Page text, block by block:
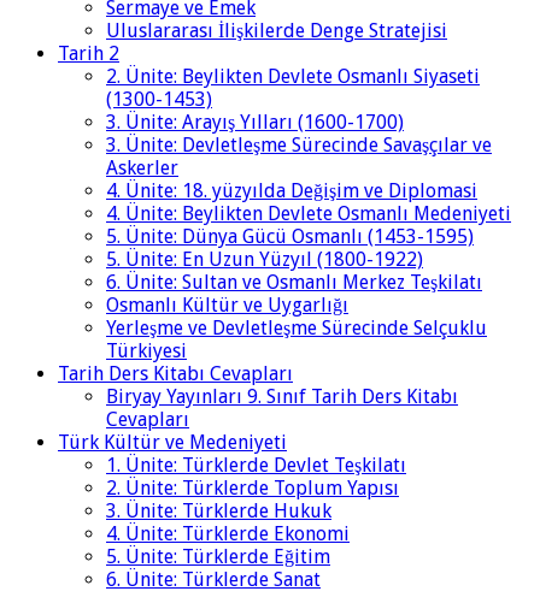
Sermaye ve Emek
Uluslararası İlişkilerde Denge Stratejisi
Tarih 2
2. Ünite: Beylikten Devlete Osmanlı Siyaseti
(1300-1453)
3. Ünite: Arayış Yılları (1600-1700)
3. Ünite: Devletleşme Sürecinde Savaşçılar ve
Askerler
4. Ünite: 18. yüzyılda Değişim ve Diplomasi
4. Ünite: Beylikten Devlete Osmanlı Medeniyeti
5. Ünite: Dünya Gücü Osmanlı (1453-1595)
5. Ünite: En Uzun Yüzyıl (1800-1922)
6. Ünite: Sultan ve Osmanlı Merkez Teşkilatı
Osmanlı Kültür ve Uygarlığı
Yerleşme ve Devletleşme Sürecinde Selçuklu
Türkiyesi
Tarih Ders Kitabı Cevapları
Biryay Yayınları 9. Sınıf Tarih Ders Kitabı
Cevapları
Türk Kültür ve Medeniyeti
1. Ünite: Türklerde Devlet Teşkilatı
2. Ünite: Türklerde Toplum Yapısı
3. Ünite: Türklerde Hukuk
4. Ünite: Türklerde Ekonomi
5. Ünite: Türklerde Eğitim
6. Ünite: Türklerde Sanat